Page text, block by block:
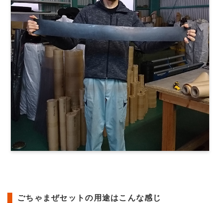
ごちゃまぜセットの用途はこんな感じ